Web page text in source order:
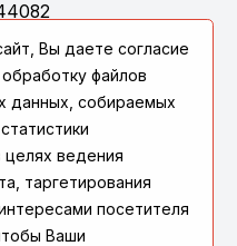
Вы даете согласие
файлов
данных, собираемых
целях ведения
таргетирования
посетителя
Ваши